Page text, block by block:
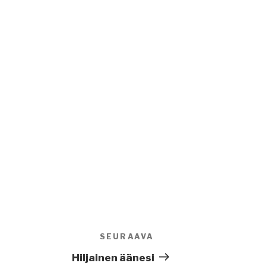
artikkeli
SEURAAVA
Hiljainen äänesi